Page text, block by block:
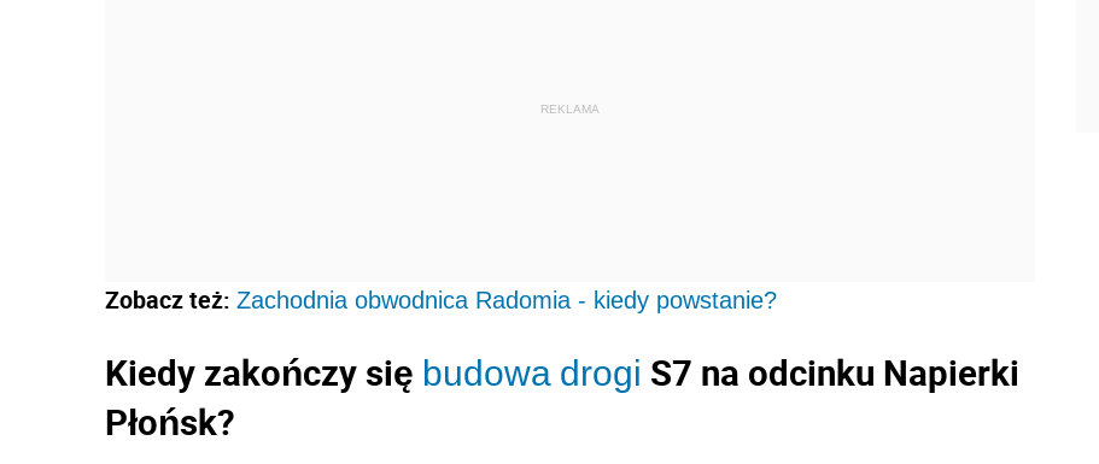
REKLAMA
Zobacz też: Zachodnia obwodnica Radomia - kiedy powstanie?
Kiedy zakończy się budowa drogi S7 na odcinku Napierki
Płońsk?